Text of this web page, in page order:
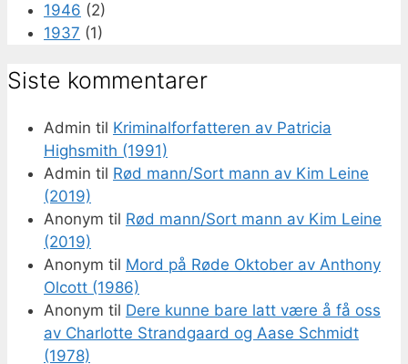
1946 (2)
1937 (1)
Siste kommentarer
Admin til Kriminalforfatteren av Patricia
Highsmith (1991)
Admin til Rød mann/Sort mann av Kim Leine
(2019)
Anonym til Rød mann/Sort mann av Kim Leine
(2019)
Anonym til Mord på Røde Oktober av Anthony
Olcott (1986)
Anonym til Dere kunne bare latt være å få oss
av Charlotte Strandgaard og Aase Schmidt
(1978)